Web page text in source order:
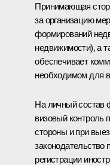
Принимающая
за организацию
формирований
недвижимости), а
обеспечивает
необходимом для
На личный состав
визовый контроль
стороны и при
регистрации